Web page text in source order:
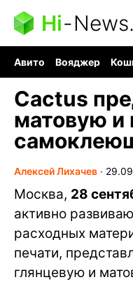
Hi-
Авито Вояджер
Cactus
матовую и
Алексей Лихачев ∙
Москва, 28
активно
расходных
печати,
глянцевую и